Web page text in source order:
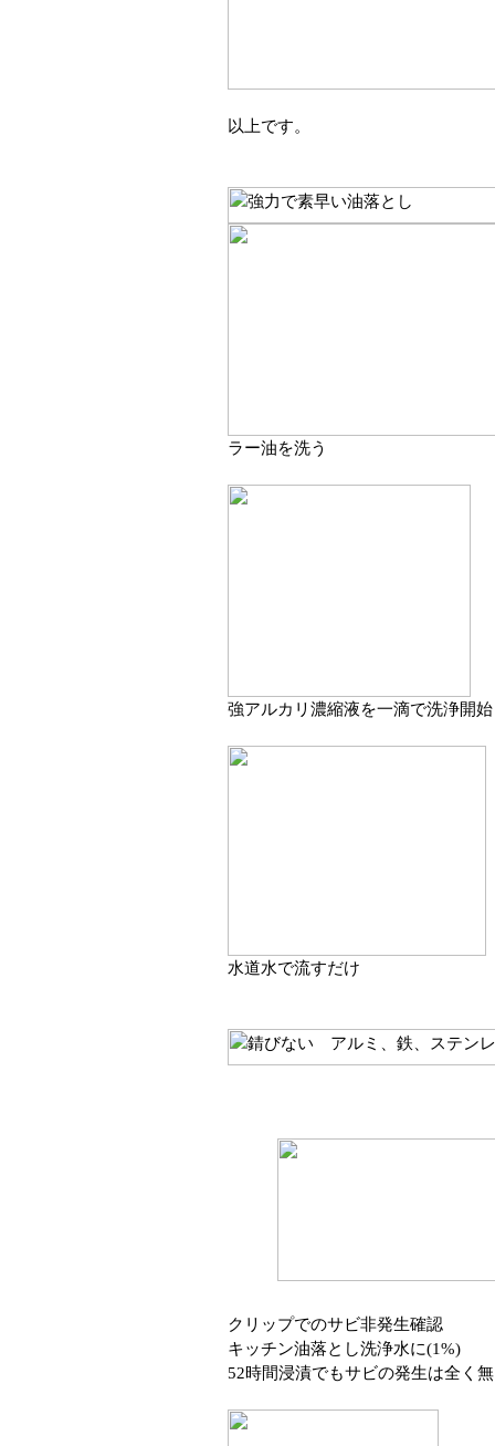
以上です。
ラー油を洗う
強アルカリ濃縮液を一滴で洗浄開始
水道水で流すだけ
クリップでのサビ非発生確認
キッチン油落とし洗浄水に(1%)
52時間浸漬でもサビの発生は全く